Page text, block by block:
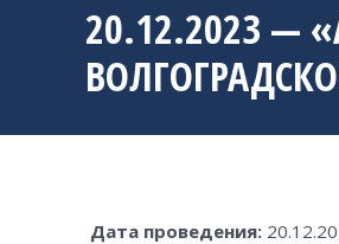
20.12.2023 —
Дата проведения: